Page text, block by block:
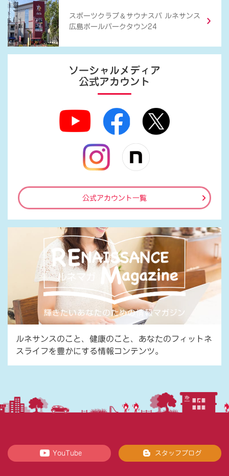
スポーツクラブ ＆ サウナスパ ルネサンス
広島ボールパークタウン24
ソーシャルメディア
公式アカウント
公式アカウント一覧
ルネサンスのこと、健康のこと、あなたのフィットネ
スライフを豊かにする情報コンテンツ。
YouTube スタッフブログ